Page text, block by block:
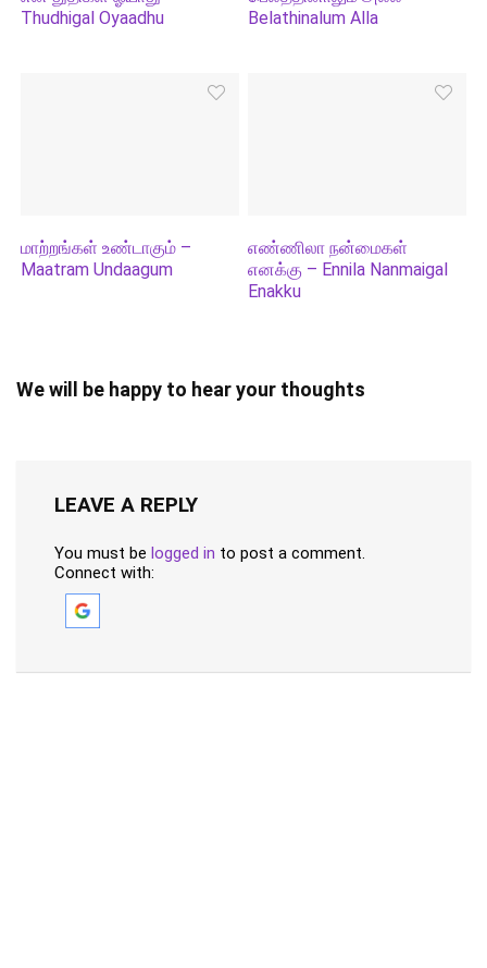
Thudhigal Oyaadhu
Belathinalum Alla
மாற்றங்கள் உண்டாகும் –
Maatram Undaagum
எண்ணிலா நன்மைகள்
எனக்கு – Ennila Nanmaigal
Enakku
We will be happy to hear your thoughts
LEAVE A REPLY
You must be logged in to post a comment.
Connect with: